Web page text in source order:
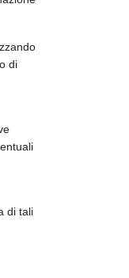
di
di tali